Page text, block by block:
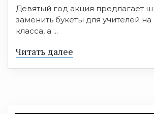
Девятый год акция предлагает
заменить букеты для учителей
класса, а ...
Читать далее